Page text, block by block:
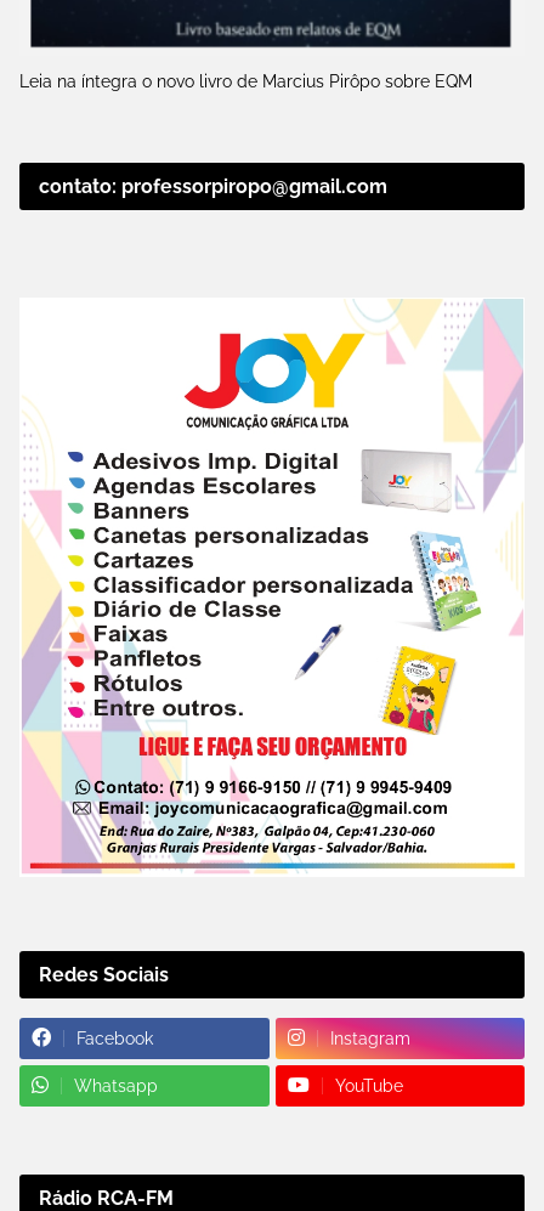
Leia na íntegra o novo livro de Marcius Pirôpo sobre EQM
contato: professorpiropo@gmail.com
Redes Sociais
Facebook Instagram
Whatsapp YouTube
Rádio RCA-FM